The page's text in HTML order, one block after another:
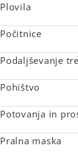
Plovila
Počitnice
Podaljševanje
Pohištvo
Potovanja in
Pralna maska